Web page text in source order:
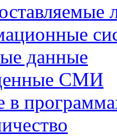
данные
СМИ
в